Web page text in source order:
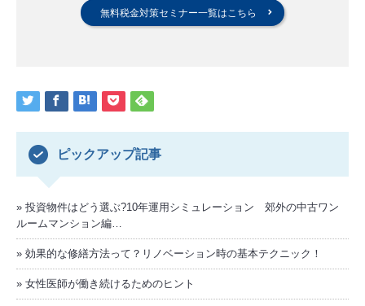
無料税金対策セミナー一覧はこちら
ピックアップ記事
投資物件はどう選ぶ?10年運用シミュレーション 郊外の中古ワン
ルームマンション編…
効果的な修繕方法って？リノベーション時の基本テクニック！
女性医師が働き続けるためのヒント